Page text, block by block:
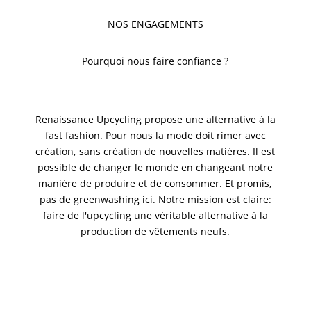
NOS ENGAGEMENTS
Pourquoi nous faire confiance ?
Renaissance Upcycling propose une alternative à la
fast fashion. Pour nous la mode doit rimer avec
création, sans création de nouvelles matières. Il est
possible de changer le monde en changeant notre
manière de produire et de consommer. Et promis,
pas de greenwashing ici. Notre mission est claire:
faire de l'upcycling une véritable alternative à la
production de vêtements neufs.